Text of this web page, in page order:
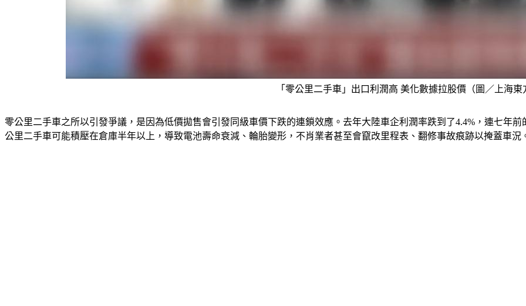
「零公里二手車」出口利潤高 美化數據拉股價（圖／上海東
零公里二手車之所以引發爭議，是因為低價拋售會引發同級車價下跌的連鎖效應。去年大陸車企利潤率跌到了4.4%，連七年
公里二手車可能積壓在倉庫半年以上，導致電池壽命衰減、輪胎變形，不肖業者甚至會竄改里程表、翻修事故痕跡以掩蓋車